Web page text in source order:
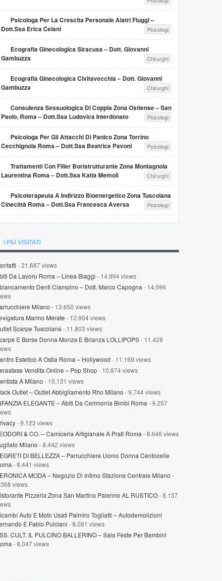
Psicologa Per La Crescita Personale Alatri Fiuggi –
Dott.ssa Erica Celani
Psicologi
Ecografia Ginecologica Siracusa – Dott. Giovanni
Gambuzza
Chirurghi
Ecografia Ginecologica Civitavecchia – Dott. Giovanni
Gambuzza
Chirurghi
Consulenza Sessuologica Di Coppia Zona Ostiense – San
Paolo, Roma – Dott.ssa Ludovica Interdonato
Psicologi
Psicologa Per Gli Attacchi Di Panico Zona Torrino
Cecchignola Roma – Dott.ssa Beatrice Pavoni
Psicologi
Trattamenti Con Filler Boristrutturante Zona Montagnola
Laurentina Roma – Dott.ssa Katia Memoli
Chirurghi
Psicoterapeuta A Indirizzo Bioenergetico Zona Tuscolana
Cinecittà Roma – Dott.ssa Francesca Aversa
Psicologi
I PIÙ VISITATI
- 21.687 views
Da Lavoro Roma – Linea Biaggi - 14.994 views
Denti Ciampino – Dott. Marco Capogna - 14.596
Milano - 13.650 views
Marmo Merate - 12.904 views
Scarpe Tuscolana - 11.803 views
E Borse Donna Monza E Brianza LOLLIPOPS- 11.428
Estetico A Ostia Roma – Hollywood - 11.169 views
Vendita Online – Pop Shop- 10.874 views
A Milano - 10.131 views
Outlet – Outlet Abbigliamento Rho Milano - 9.744 views
ELEGANTE – Abiti Da Cerimonia Bimbi Roma - 9.257
- 9.123 views
& CO. – Camiceria Artigianale A Prati Roma - 8.646 views
Milano - 8.442 views
DI BELLEZZA – Parrucchiere Uomo Donna Centocelle
- 8.441 views
MODA – Negozio Di Intimo Stazione Centrale Milano -
views
Pizzeria Zona San Martino Palermo AL RUSTICO- 8.137
Auto E Moto Usati Palmiro Togliatti – Autodemolizioni
E Fabio Pulciani - 8.081 views
CULT. IL PULCINO BALLERINO – Sala Feste Per Bambini
- 8.047 views